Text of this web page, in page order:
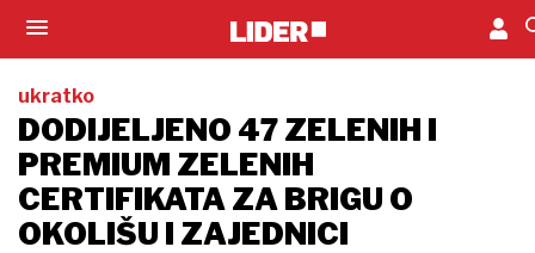
ukratko
DODIJELJENO 47 ZELENIH I
PREMIUM ZELENIH
CERTIFIKATA ZA BRIGU O
OKOLIŠU I ZAJEDNICI